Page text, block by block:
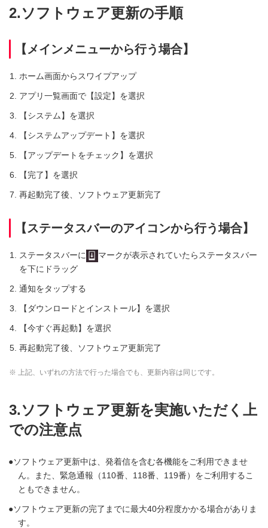
2.ソフトウェア更新の手順
【メインメニューから行う場合】
ホーム画面からスワイプアップ
アプリ一覧画面で【設定】を選択
【システム】を選択
【システムアップデート】を選択
【アップデートをチェック】を選択
【完了】を選択
再起動完了後、ソフトウェア更新完了
【ステータスバーのアイコンから行う場合】
ステータスバーに
マークが表示されていたらステータスバー
を下にドラッグ
通知をタップする
【ダウンロードとインストール】を選択
【今すぐ再起動】を選択
再起動完了後、ソフトウェア更新完了
※ 上記、いずれの方法で行った場合でも、更新内容は同じです。
3.ソフトウェア更新を実施いただく上
での注意点
ソフトウェア更新中は、発着信を含む各機能をご利用できませ
ん。また、緊急通報（110番、118番、119番）をご利用するこ
ともできません。
ソフトウェア更新の完了までに最大40分程度かかる場合がありま
す。